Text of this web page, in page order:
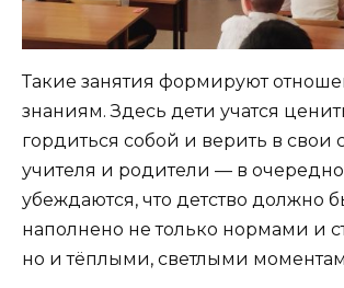
Такие занятия формируют
знаниям. Здесь дети учатся
гордиться собой и верить в свои
учителя и родители — в
убеждаются, что детство должно
наполнено не только нормами и
но и тёплыми, светлыми